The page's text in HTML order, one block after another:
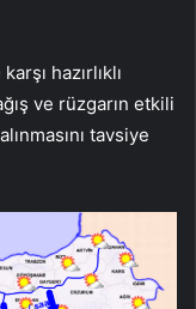
hazırlıklı
ve rüzgarın etkili
tavsiye